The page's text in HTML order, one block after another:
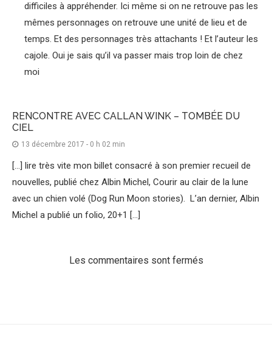
difficiles à appréhender. Ici même si on ne retrouve pas les
mêmes personnages on retrouve une unité de lieu et de
temps. Et des personnages très attachants ! Et l’auteur les
cajole. Oui je sais qu’il va passer mais trop loin de chez
moi
RENCONTRE AVEC CALLAN WINK – TOMBÉE DU
CIEL
13 décembre 2017 - 0 h 02 min
[…] lire très vite mon billet consacré à son premier recueil de
nouvelles, publié chez Albin Michel, Courir au clair de la lune
avec un chien volé (Dog Run Moon stories). L’an dernier, Albin
Michel a publié un folio, 20+1 […]
Les commentaires sont fermés